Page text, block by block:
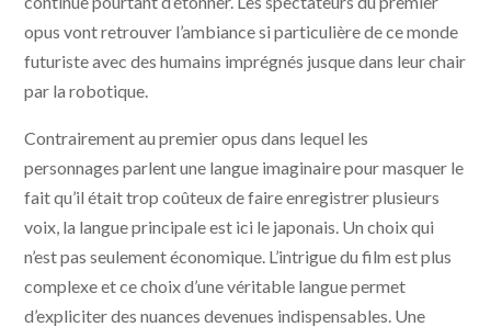
opus vont retrouver l’ambiance si particulière de ce monde
futuriste avec des humains imprégnés jusque dans leur chair
par la robotique.
Contrairement au premier opus dans lequel les
personnages parlent une langue imaginaire pour masquer le
fait qu’il était trop coûteux de faire enregistrer plusieurs
voix, la langue principale est ici le japonais. Un choix qui
n’est pas seulement économique. L’intrigue du film est plus
complexe et ce choix d’une véritable langue permet
d’expliciter des nuances devenues indispensables. Une